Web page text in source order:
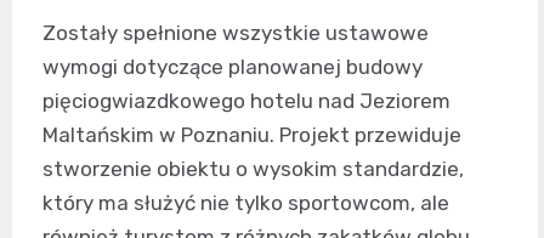
Zostały spełnione wszystkie ustawowe
wymogi dotyczące planowanej budowy
pięciogwiazdkowego hotelu nad Jeziorem
Maltańskim w Poznaniu. Projekt przewiduje
stworzenie obiektu o wysokim standardzie,
który ma służyć nie tylko sportowcom, ale